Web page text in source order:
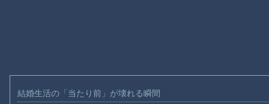
結婚生活の「当たり前」が壊れる瞬間